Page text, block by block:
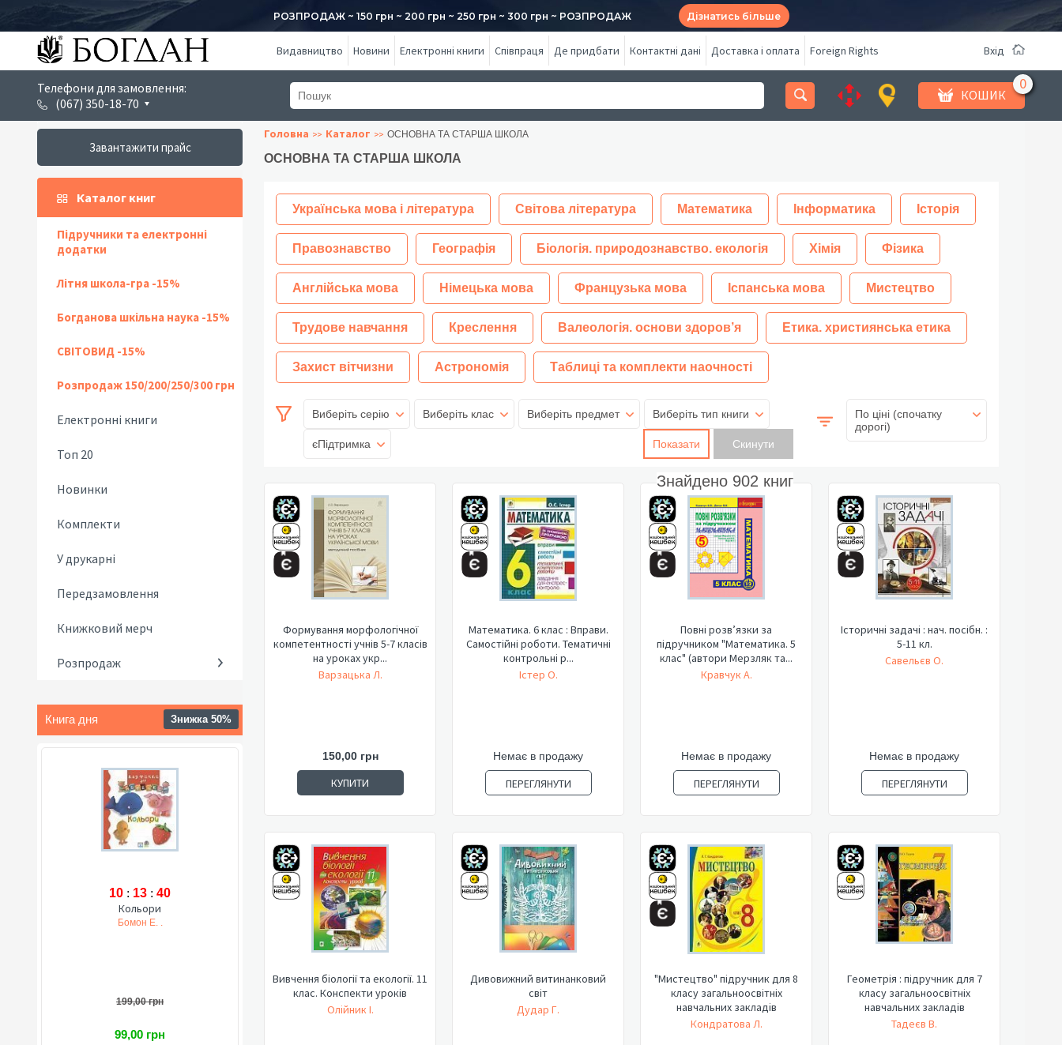
РОЗПРОДАЖ ~ 150 грн ~ 200 грн ~ 250 грн ~ 300 грн ~ РОЗПРОДАЖ Дізнатись більше
Видавництво Новини Електронні книги Співпраця Де придбати Контактні дані Доставка і оплата Foreign Rights Вхід
Телефони для замовлення:
(067) 350-18-70
КОШИК
Завантажити прайс
Каталог книг
Підручники та електронні
додатки
Літня школа-гра -15%
Богданова шкільна наука -15%
СВІТОВИД -15%
Розпродаж 150/200/250/300 грн
Електронні книги
Топ 20
Новинки
Комплекти
У друкарні
Передзамовлення
Книжковий мерч
Розпродаж
Книга дня Знижка 50%
10 : 13 : 39
Кольори
Бомон Е. .
199,00 грн
99,00 грн
Головна Каталог ОСНОВНА ТА СТАРША ШКОЛА
ОСНОВНА ТА СТАРША ШКОЛА
Українська мова і література Світова література Математика Інформатика Історія
Правознавство Географія Біологія. природознавство. екологія Хімія Фізика
Англійська мова Німецька мова Французька мова Іспанська мова Мистецтво
Трудове навчання Креслення Валеологія. основи здоров’я Етика. християнська етика
Захист вітчизни Астрономія Таблиці та комплекти наочності
Виберіть серію Виберіть клас Виберіть предмет Виберіть тип книги
єПідтримка Показати
Знайдено 902 книг
По ціні (спочатку
дорогі)
Формування морфологічної
компетентності учнів 5-7 класів
на уроках укр...
Варзацька Л.
150,00 грн
КУПИТИ
Математика. 6 клас : Вправи.
Самостійні роботи. Тематичні
контрольні р...
Істер О.
Немає в продажу
ПЕРЕГЛЯНУТИ
Повні розв’язки за
підручником "Математика. 5
клас" (автори Мерзляк та...
Кравчук А.
Немає в продажу
ПЕРЕГЛЯНУТИ
Історичні задачі : нач. посібн. :
5-11 кл.
Савельєв О.
Немає в продажу
ПЕРЕГЛЯНУТИ
Вивчення біології та екології. 11
клас. Конспекти уроків
Олійник І.
Дивовижний витинанковий
світ
Дудар Г.
"Мистецтво" підручник для 8
класу загальноосвітніх
навчальних закладів
Кондратова Л.
Геометрія : підручник для 7
класу загальноосвітніх
навчальних закладів
Тадеєв В.